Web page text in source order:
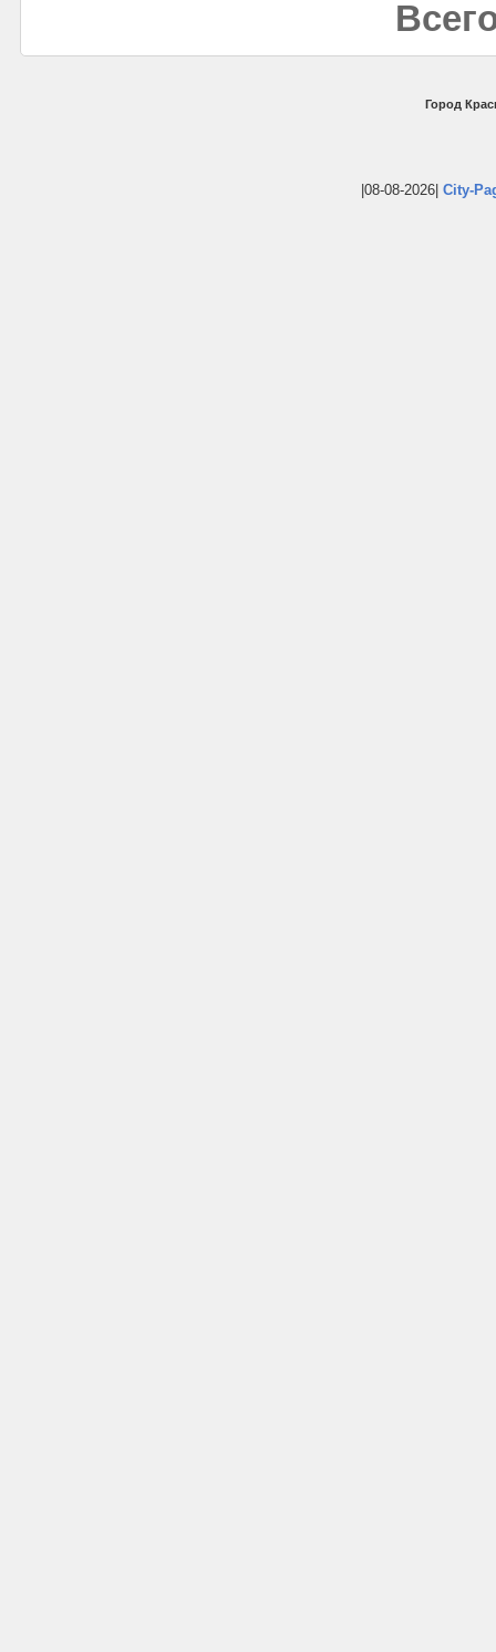
Город
|08-08-2026| City-